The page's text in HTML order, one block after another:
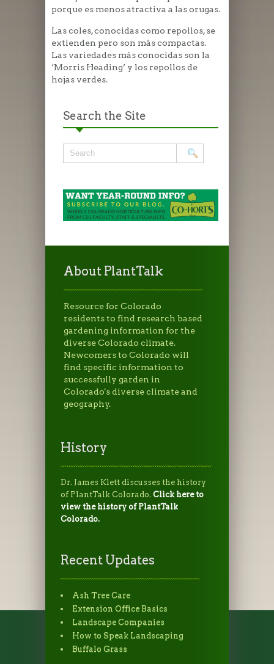
porque es menos atractiva a las orugas.
Las coles, conocidas como repollos, se
extienden pero son más compactas.
Las variedades más conocidas son la
‘Morris Heading’ y los repollos de
hojas verdes.
Search the Site
About PlantTalk
Resource for Colorado
residents to find research based
gardening information for the
diverse Colorado climate.
Newcomers to Colorado will
find specific information to
successfully garden in
Colorado's diverse climate and
geography.
History
Dr. James Klett discusses the history
of PlantTalk Colorado. Click here to
view the history of PlantTalk
Colorado.
Recent Updates
Ash Tree Care
Extension Office Basics
Landscape Companies
How to Speak Landscaping
Buffalo Grass